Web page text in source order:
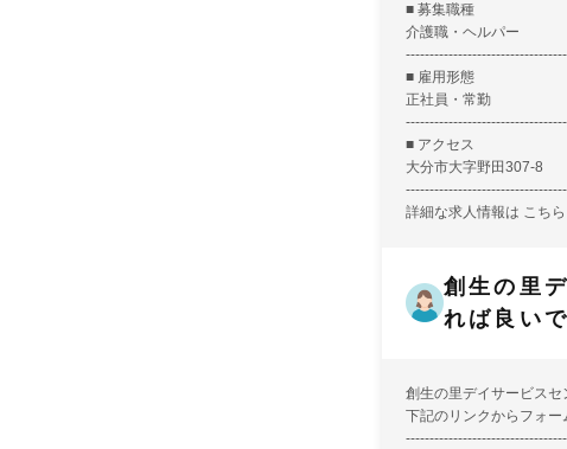
■ 募集職種
介護職・ヘルパー
■ 雇用形態
正社員・常勤
■ アクセス
大分市大字野田307-8
詳細な求人情報は こちら
創生の里
れば良い
創生の里デイサービスセ
下記のリンクからフォー